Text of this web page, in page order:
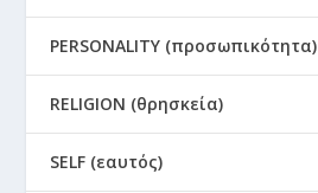
PERSONALITY (προσωπικότητα)
RELIGION (θρησκεία)
SELF (εαυτός)